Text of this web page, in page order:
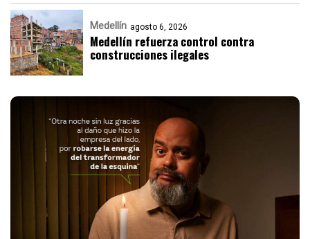
Medellín agosto 6, 2026
Medellín refuerza control contra
construcciones ilegales